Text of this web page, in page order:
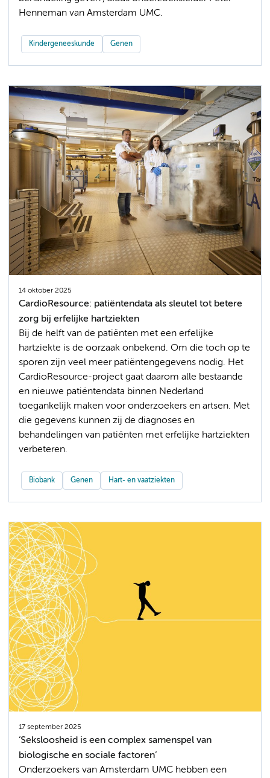
Henneman van Amsterdam UMC.
Kindergeneeskunde Genen
14 oktober 2025
CardioResource: patiëntendata als sleutel tot betere
zorg bij erfelijke hartziekten
Bij de helft van de patiënten met een erfelijke
hartziekte is de oorzaak onbekend. Om die toch op te
sporen zijn veel meer patiëntengegevens nodig. Het
CardioResource-project gaat daarom alle bestaande
en nieuwe patiëntendata binnen Nederland
toegankelijk maken voor onderzoekers en artsen. Met
die gegevens kunnen zij de diagnoses en
behandelingen van patiënten met erfelijke hartziekten
verbeteren.
Biobank Genen Hart- en vaatziekten
17 september 2025
‘Seksloosheid is een complex samenspel van
biologische en sociale factoren’
Onderzoekers van Amsterdam UMC hebben een